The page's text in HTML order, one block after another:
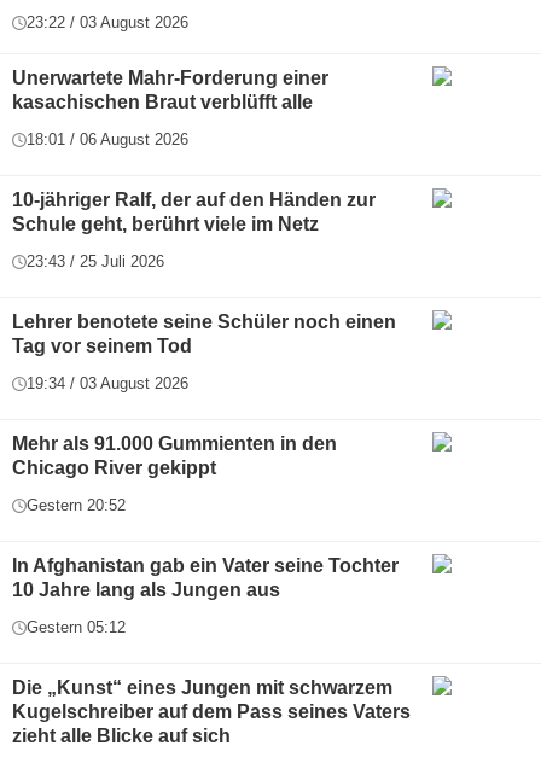
23:22 / 03 August 2026
Unerwartete Mahr-Forderung einer
kasachischen Braut verblüfft alle
18:01 / 06 August 2026
10-jähriger Ralf, der auf den Händen zur
Schule geht, berührt viele im Netz
23:43 / 25 Juli 2026
Lehrer benotete seine Schüler noch einen
Tag vor seinem Tod
19:34 / 03 August 2026
Mehr als 91.000 Gummienten in den
Chicago River gekippt
Gestern 20:52
In Afghanistan gab ein Vater seine Tochter
10 Jahre lang als Jungen aus
Gestern 05:12
Die „Kunst“ eines Jungen mit schwarzem
Kugelschreiber auf dem Pass seines Vaters
zieht alle Blicke auf sich